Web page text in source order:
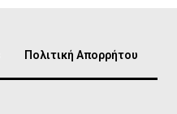
Πολιτική Απορρήτου